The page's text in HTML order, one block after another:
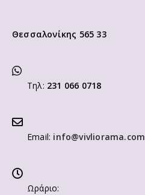
Θεσσαλονίκης 565 33
Τηλ: 231 066 0718
Email: info@vivliorama.com
Ωράριο: